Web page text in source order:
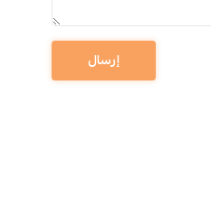
إرسال